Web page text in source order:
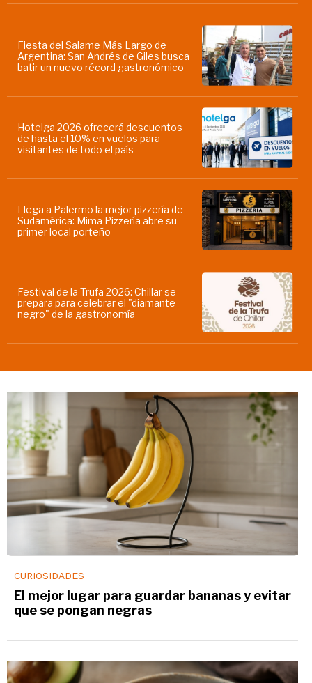
Fiesta del Salame Más Largo de
Argentina: San Andrés de Giles busca
batir un nuevo récord gastronómico
Hotelga 2026 ofrecerá descuentos
de hasta el 10% en vuelos para
visitantes de todo el país
Llega a Palermo la mejor pizzería de
Sudamérica: Mima Pizzería abre su
primer local porteño
Festival de la Trufa 2026: Chillar se
prepara para celebrar el "diamante
negro" de la gastronomía
CURIOSIDADES
El mejor lugar para guardar bananas y evitar
que se pongan negras